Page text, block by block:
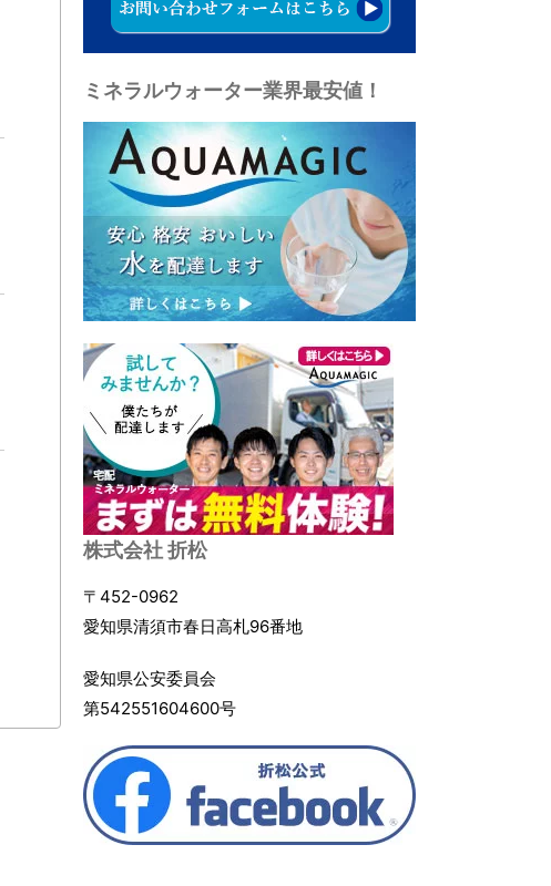
ミネラルウォーター業界最安値！
株式会社 折松
〒452-0962
愛知県清須市春日高札96番地
愛知県公安委員会
第542551604600号